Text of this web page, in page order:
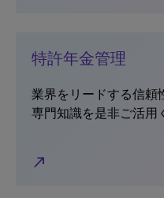
特許年金管理
業界をリードする信頼
専門知識を是非ご活用
north_east